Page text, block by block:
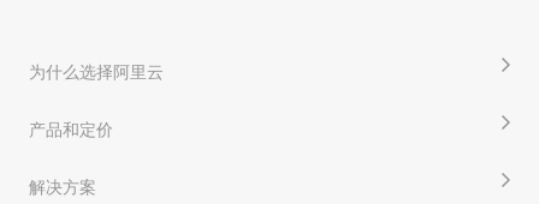
为什么选择阿里云
产品和定价
解决方案